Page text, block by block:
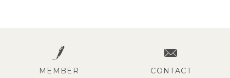
MEMBER CONTACT